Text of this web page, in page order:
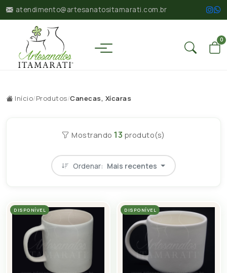
atendimento@artesanatositamarati.com.br
0
Início/Produtos/Canecas, Xícaras
Mostrando13 produto(s)
Ordenar: Mais recentes
DISPONÍVEL DISPONÍVEL